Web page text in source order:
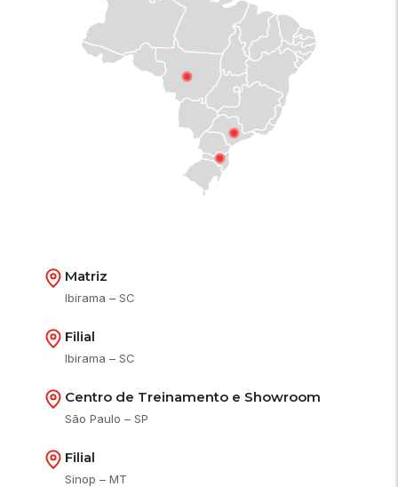
Matriz
Ibirama – SC
Filial
Ibirama – SC
Centro de Treinamento e Showroom
São Paulo – SP
Filial
Sinop – MT